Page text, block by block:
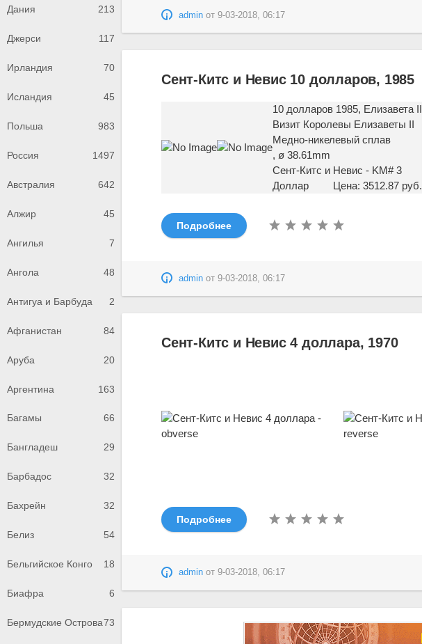
Дания 213
Джерси 117
Ирландия 70
Исландия 45
Польша 983
Россия 1497
Австралия 642
Алжир 45
Ангилья 7
Ангола 48
Антигуа и Барбуда 2
Афганистан 84
Аруба 20
Аргентина 163
Багамы 66
Бангладеш 29
Барбадос 32
Бахрейн 32
Белиз 54
Бельгийское Конго 18
Биафра 6
Бермудские Острова73
admin от9-03-2018, 06:17
Сент-Китс и Невис 10 долларов, 1985
10 долларов 1985, Елизавета II
Визит Королевы Елизаветы II
Медно-никелевый сплав
, ø 38.61mm
Сент-Китс и Невис - KM# 3
Доллар
Цена: 3512.87 руб.
Подробнее
admin от9-03-2018, 06:17
Сент-Китс и Невис 4 доллара, 1970
Подробнее
admin от9-03-2018, 06:17